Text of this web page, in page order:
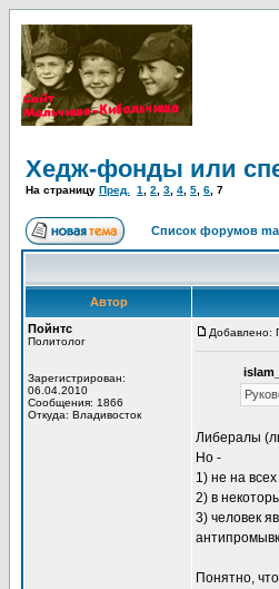
Хедж-фонды или
На страницу Пред. 1 2 3 4 5 6 7
Список форумов
Автор
Пойнтс
Политолог
Зарегистрирован:
06.04.2010
Сообщения: 1866
Откуда: Владивосток
Добавлено:
Либералы
Но -
1) не на
2) в
3) человек
Понятно,